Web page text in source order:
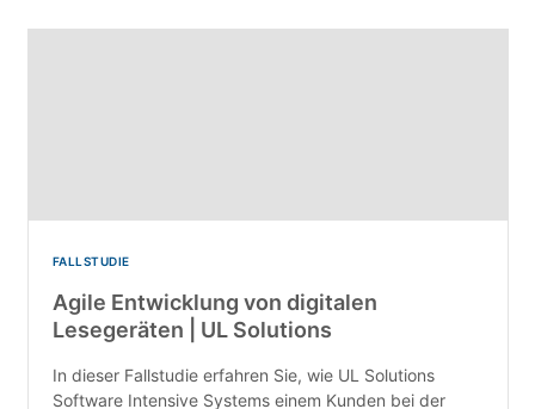
FALLSTUDIE
Agile Entwicklung von digitalen
Lesegeräten | UL Solutions
In dieser Fallstudie erfahren Sie, wie UL Solutions
Software Intensive Systems einem Kunden bei der